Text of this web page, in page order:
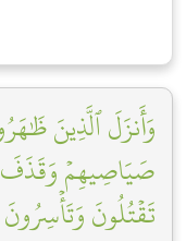
وَأَنزَلَ ٱلَّذِينَ
صَيَاصِيهِمۡ وَقَذَفَ
تَقۡتُلُونَ وَتَأۡسِرُونَ